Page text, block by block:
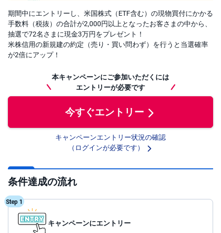
株
式
投
資
信
託
お
S
BI
株
オ
プ
シ
ョ
期間中にエントリーし、米国株式（ETF含む）の現物買付にかかる
手数料（税抜）の合計が2,000円以上となったお客さまの中から、
抽選で72名さまに現金3万円をプレゼント！
米株信用の新規建の約定（売り・買い問わず）を行うと当選確率
が2倍にアップ！
本キャンペーンにご参加いただくには
エントリーが必要です
今すぐエントリー
キャンペーンエントリー状況の確認
（ログインが必要です）
条件達成の流れ
Step 1
キャンペーンにエントリー